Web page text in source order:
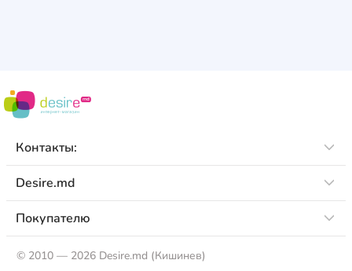
Контакты:
Desire.md
Покупателю
© 2010 — 2026 Desire.md (Кишинев)